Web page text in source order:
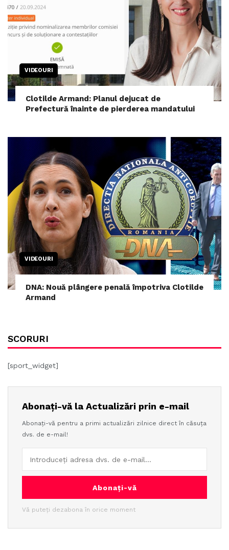
VIDEOURI
Clotilde Armand: Planul dejucat de
Prefectură înainte de pierderea mandatului
VIDEOURI
DNA: Nouă plângere penală împotriva Clotilde
Armand
SCORURI
[sport_widget]
Abonați-vă la Actualizări prin e-mail
Abonați-vă pentru a primi actualizări zilnice direct în căsuța
dvs. de e-mail!
Abonați-vă
Vă puteți dezabona în orice moment